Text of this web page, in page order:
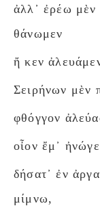
ἀλλ᾽ ἐρέω μὲν
θάνωμεν
ἤ κεν
Σειρήνων μὲν
φθόγγον
οἶον ἔμ᾽
δήσατ᾽ ἐν
μίμνω,